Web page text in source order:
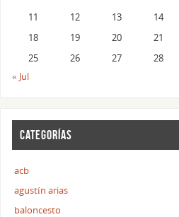
11
12 13 14
18
19 20 21
25
26 27 28
« Jul
CATEGORÍAS
acb
agustín arias
baloncesto